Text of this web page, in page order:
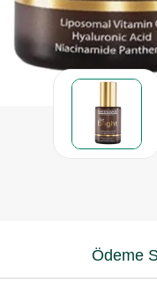
Ödeme